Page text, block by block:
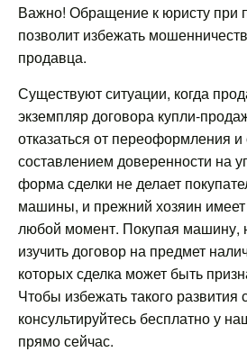
Важно! Обращение к юристу при
позволит избежать
продавца.
Существуют ситуации, когда
экземпляр договора купли-
отказаться от переоформления и
составлением доверенности на
форма сделки не делает
машины, и прежний хозяин имеет
любой момент. Покупая машину,
изучить договор на предмет
которых сделка может быть
Чтобы избежать такого развития
консультируйтесь бесплатно у
прямо сейчас.